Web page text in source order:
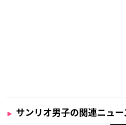
サンリオ男子の関連ニュー